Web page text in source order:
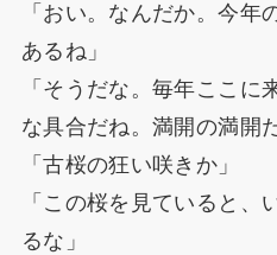
「おい。なんだか。今年
あるね」
「そうだな。毎年ここに
な具合だね。満開の満開
「古桜の狂い咲きか」
「この桜を見ていると、
るな」